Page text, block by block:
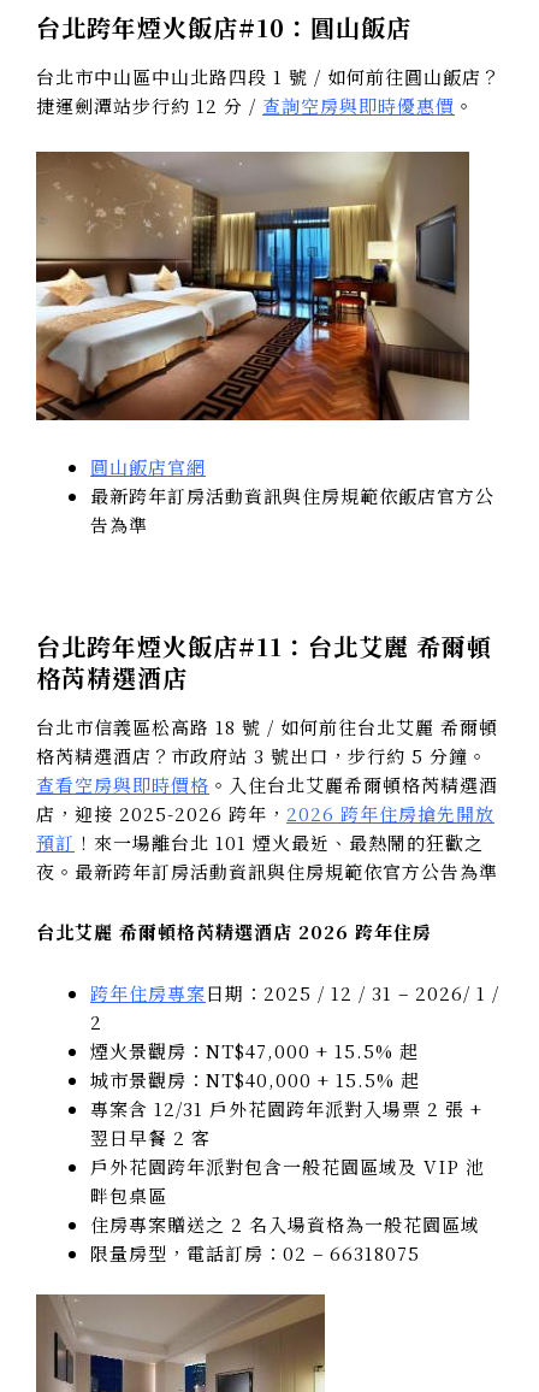
台北跨年煙火飯店#10：圓山飯店
台北市中山區中山北路四段 1 號 / 如何前往圓山飯店？
捷運劍潭站步行約 12 分 / 查詢空房與即時優惠價 。
圓山飯店官網
最新跨年訂房活動資訊與住房規範依飯店官方公
告為準
台北跨年煙火飯店#11：台北艾麗 希爾頓
格芮精選酒店
台北市信義區松高路 18 號 / 如何前往台北艾麗 希爾頓
格芮精選酒店？市政府站 3 號出口，步行約 5 分鐘。
查看空房與即時價格 。入住台北艾麗希爾頓格芮精選酒
店，迎接 2025-2026 跨年， 2026 跨年住房搶先開放
預訂 ！來一場離台北 101 煙火最近、最熱鬧的狂歡之
夜。最新跨年訂房活動資訊與住房規範依官方公告為準
台北艾麗 希爾頓格芮精選酒店 2026 跨年住房
跨年住房專案日期：2025 / 12 / 31 – 2026/ 1 /
2
煙火景觀房：NT$47,000 + 15.5% 起
城市景觀房：NT$40,000 + 15.5% 起
專案含 12/31 戶外花園跨年派對入場票 2 張 +
翌日早餐 2 客
戶外花園跨年派對包含一般花園區域及 VIP 池
畔包桌區
住房專案贈送之 2 名入場資格為一般花園區域
限量房型，電話訂房：02 – 66318075